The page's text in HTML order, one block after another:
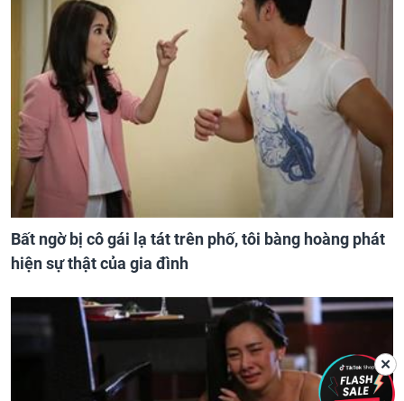
Bất ngờ bị cô gái lạ tát trên phố, tôi bàng hoàng phát
hiện sự thật của gia đình
✕